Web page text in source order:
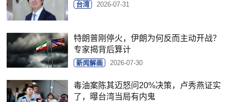
台湾 2026-07-31
特朗普刚停火，伊朗为何反而主动开战？
专家揭背后算计
新闻解画 2026-07-30
毒油案陈其迈怒问20%决策，卢秀燕证实
了，曝台湾当局有内鬼